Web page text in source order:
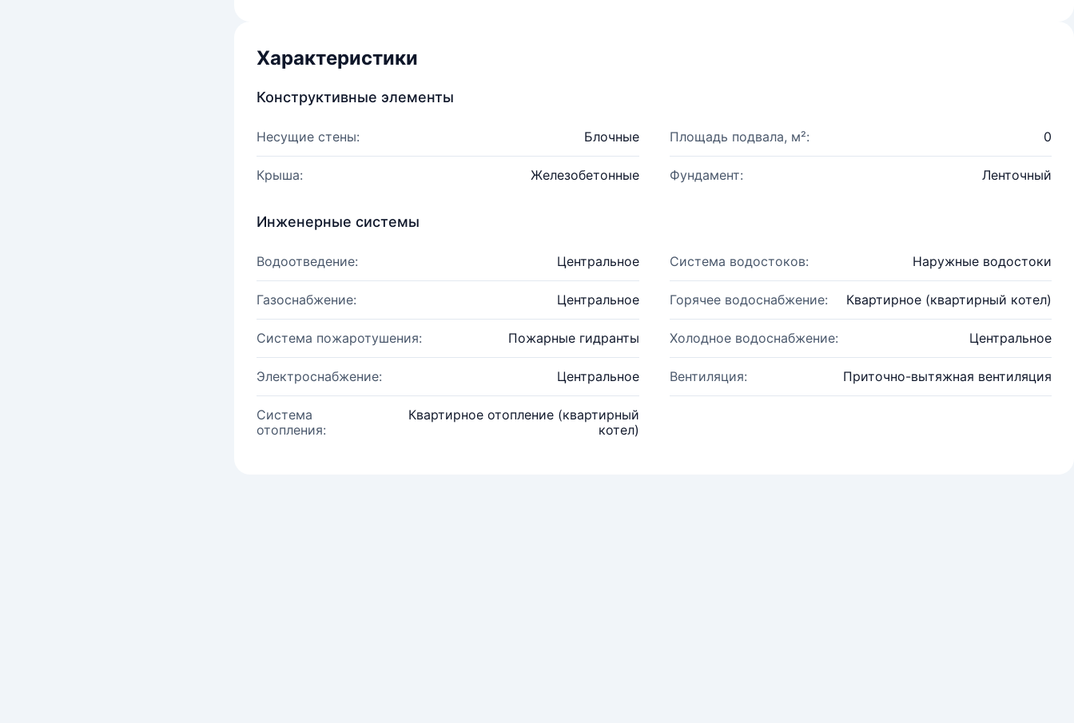
Характеристики
Конструктивные элементы
Несущие стены: Блочные Площадь подвала, м²: 0
Крыша: Железобетонные Фундамент: Ленточный
Инженерные системы
Водоотведение: Центральное Система водостоков: Наружные водостоки
Газоснабжение: Центральное Горячее водоснабжение: Квартирное (квартирный котел)
Система пожаротушения: Пожарные гидранты Холодное водоснабжение: Центральное
Электроснабжение: Центральное Вентиляция: Приточно-вытяжная вентиляция
Система
отопления:
Квартирное отопление (квартирный
котел)